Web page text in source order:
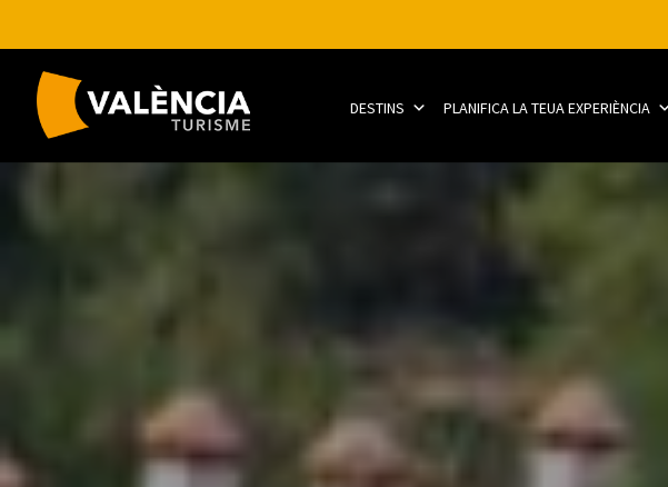
DESTINS PLANIFICA LA TEUA EXPERIÈNCIA